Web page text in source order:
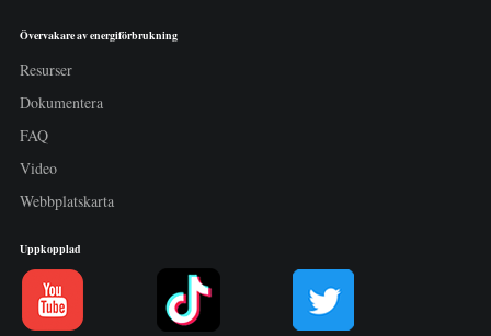
Övervakare av energiförbrukning
Resurser
Dokumentera
FAQ
Video
Webbplatskarta
Uppkopplad